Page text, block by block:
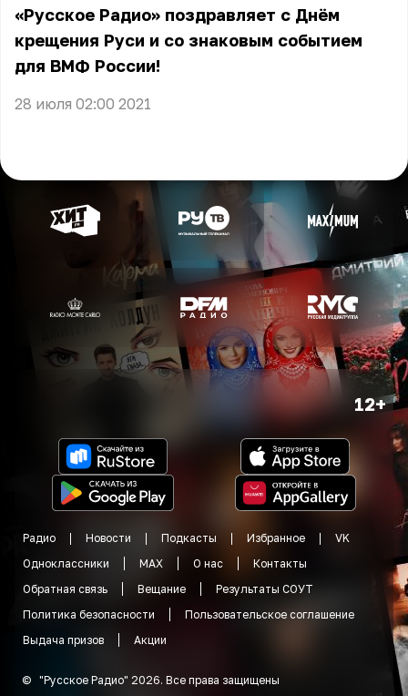
«Русское Радио» поздравляет с Днём
крещения Руси и со знаковым событием
для ВМФ России!
28 июля 02:00 2021
12+
Радио Новости Подкасты Избранное
VK
Одноклассники
MAX О нас
Контакты
Обратная связь
Вещание
Результаты СОУТ
Политика безопасности
Пользовательское соглашение
Выдача призов
Акции
© "Русское Радио" 2026. Все права защищены